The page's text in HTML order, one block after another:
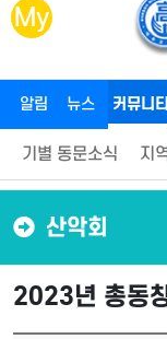
My
알림 뉴스 커뮤니티
기별 동문소식 지
산악회
2023년 총동